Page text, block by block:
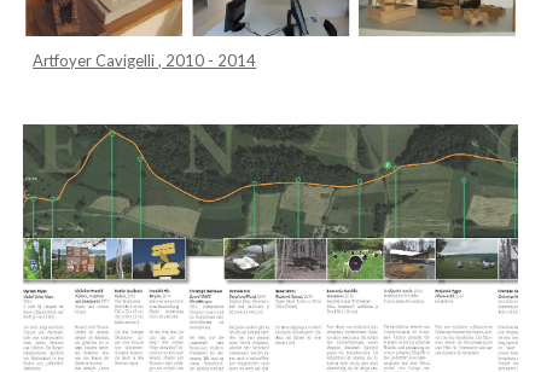
Artfoyer Cavigelli , 2010 - 2014